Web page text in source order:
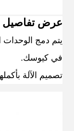
عرض تفاصيل
يتم دمج الوحدات
في كيوسك.
تصميم الآلة